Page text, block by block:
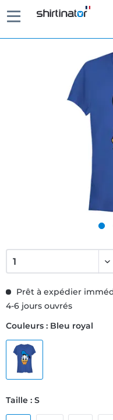
Prêt à expédier
4-6 jours ouvrés
Couleurs : Bleu royal
Taille : S